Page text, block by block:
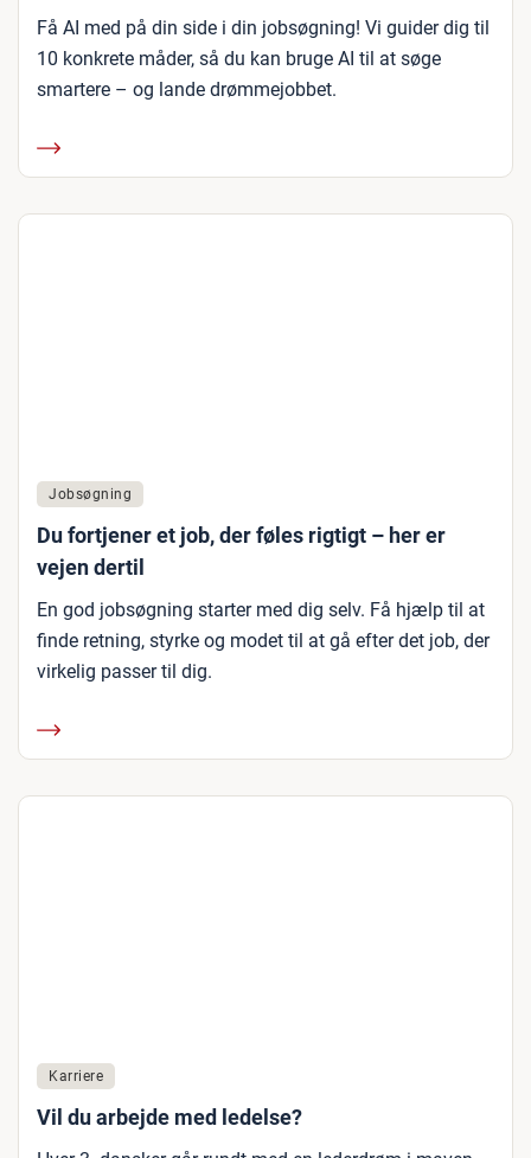
Få AI med på din side i din jobsøgning! Vi guider dig til
10 konkrete måder, så du kan bruge AI til at søge
smartere – og lande drømmejobbet.
Jobsøgning
Du fortjener et job, der føles rigtigt – her er
vejen dertil
En god jobsøgning starter med dig selv. Få hjælp til at
finde retning, styrke og modet til at gå efter det job, der
virkelig passer til dig.
Karriere
Vil du arbejde med ledelse?